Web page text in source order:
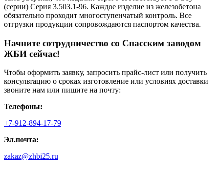
(серии) Серия 3.503.1-96. Каждое изделие из железобетона
обязательно проходит многоступенчатый контроль. Все
отгрузки продукции сопровождаются паспортом качества.
Начните сотрудничество со Cпасским заводом
ЖБИ сейчас!
Чтобы оформить заявку, запросить прайс-лист или получить
консультацию о сроках изготовление или условиях доставки
звоните нам или пишите на почту:
Телефоны:
+7-912-894-17-79
Эл.почта:
zakaz@zhbi25.ru